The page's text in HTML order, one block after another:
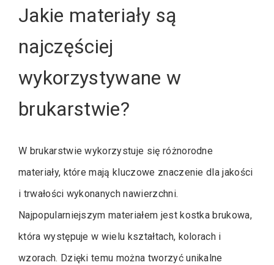
Jakie materiały są
najczęściej
wykorzystywane w
brukarstwie?
W brukarstwie wykorzystuje się różnorodne
materiały, które mają kluczowe znaczenie dla jakości
i trwałości wykonanych nawierzchni.
Najpopularniejszym materiałem jest kostka brukowa,
która występuje w wielu kształtach, kolorach i
wzorach. Dzięki temu można tworzyć unikalne